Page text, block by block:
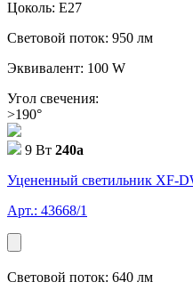
Цоколь: E27
Световой поток: 950 лм
Эквивалент: 100 W
Угол свечения:
>190°
9 Вт 240a
Уцененный светильник XF-
Арт.: 43668/1
Световой поток: 640 лм